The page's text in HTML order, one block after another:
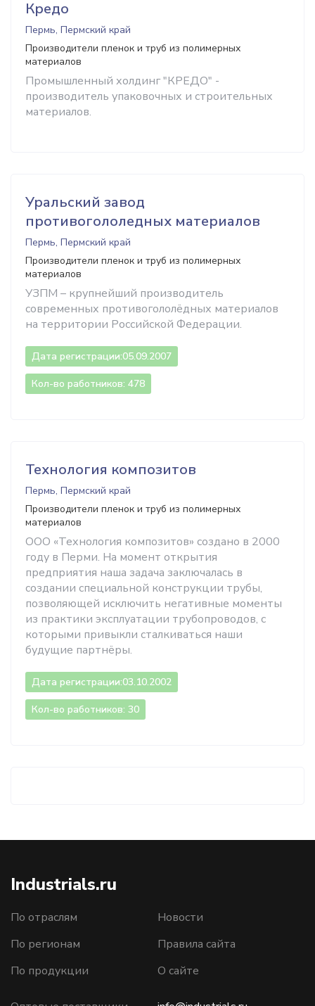
Кредо
Пермь, Пермский край
Производители пленок и труб из полимерных
материалов
Промышленный холдинг "КРЕДО" -
производитель упаковочных и строительных
материалов.
Уральский завод
противогололедных материалов
Пермь, Пермский край
Производители пленок и труб из полимерных
материалов
УЗПМ – крупнейший производитель
современных противогололёдных материалов
на территории Российской Федерации.
Дата регистрации:05.09.2007
Кол-во работников: 478
Технология композитов
Пермь, Пермский край
Производители пленок и труб из полимерных
материалов
ООО «Технология композитов» создано в 2000
году в Перми. На момент открытия
предприятия наша задача заключалась в
создании специальной конструкции трубы,
позволяющей исключить негативные моменты
из практики эксплуатации трубопроводов, с
которыми привыкли сталкиваться наши
будущие партнёры.
Дата регистрации:03.10.2002
Кол-во работников: 30
Industrials.ru
По отраслям
По регионам
По продукции
Новости
Правила сайта
О сайте